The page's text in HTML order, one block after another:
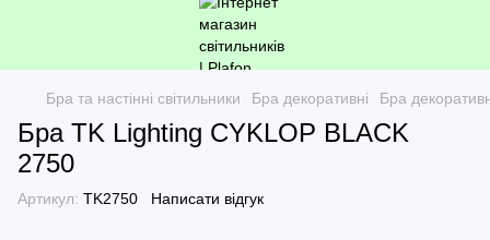
Бра та настінні світильники Бра декоративні Бра
Бра TK Lighting CYKLOP BLACK
2750
Артикул: TK2750 Написати відгук